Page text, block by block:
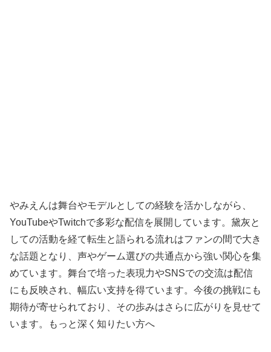
やみえんは舞台やモデルとしての経験を活かしながら、
YouTubeやTwitchで多彩な配信を展開しています。黛灰と
しての活動を経て転生と語られる流れはファンの間で大き
な話題となり、声やゲーム選びの共通点から強い関心を集
めています。舞台で培った表現力やSNSでの交流は配信
にも反映され、幅広い支持を得ています。今後の挑戦にも
期待が寄せられており、その歩みはさらに広がりを見せて
います。もっと深く知りたい方へ